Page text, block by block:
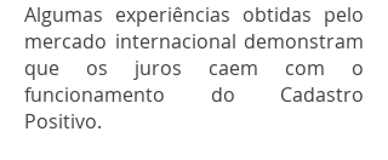
Algumas experiências obtidas pelo
mercado internacional demonstram
que os juros caem com o
funcionamento do Cadastro
Positivo.